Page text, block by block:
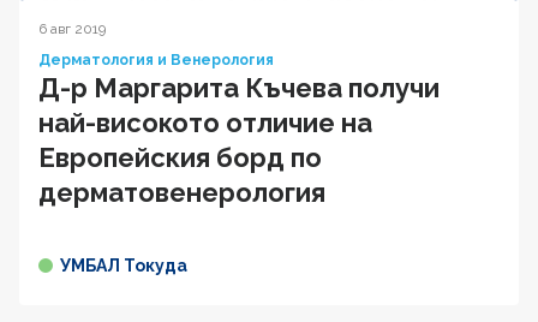
6 авг 2019
Дерматология и Венерология
Д-р Маргарита Къчева получи
най-високото отличие на
Европейския борд по
дерматовенерология
УМБАЛ Токуда